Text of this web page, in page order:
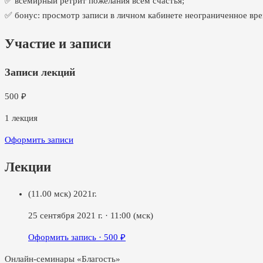
✅ бонус: просмотр записи в личном кабинете неограниченное
Участие и записи
Записи лекций
500 ₽
1 лекция
Оформить записи
Лекции
(11.00 мск) 2021г.
25 сентября 2021 г. · 11:00 (мск)
Оформить запись · 500 ₽
Онлайн-семинары «Благость»